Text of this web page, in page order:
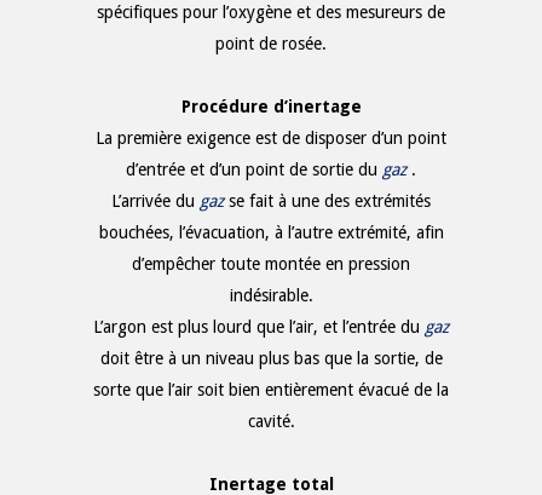
spécifiques pour l’oxygène et des mesureurs de
point de rosée.
Procédure d’inertage
La première exigence est de disposer d’un point
d’entrée et d’un point de sortie du gaz .
L’arrivée du gaz se fait à une des extrémités
bouchées, l’évacuation, à l’autre extrémité, afin
d’empêcher toute montée en pression
indésirable.
L’argon est plus lourd que l’air, et l’entrée du gaz
doit être à un niveau plus bas que la sortie, de
sorte que l’air soit bien entièrement évacué de la
cavité.
Inertage total